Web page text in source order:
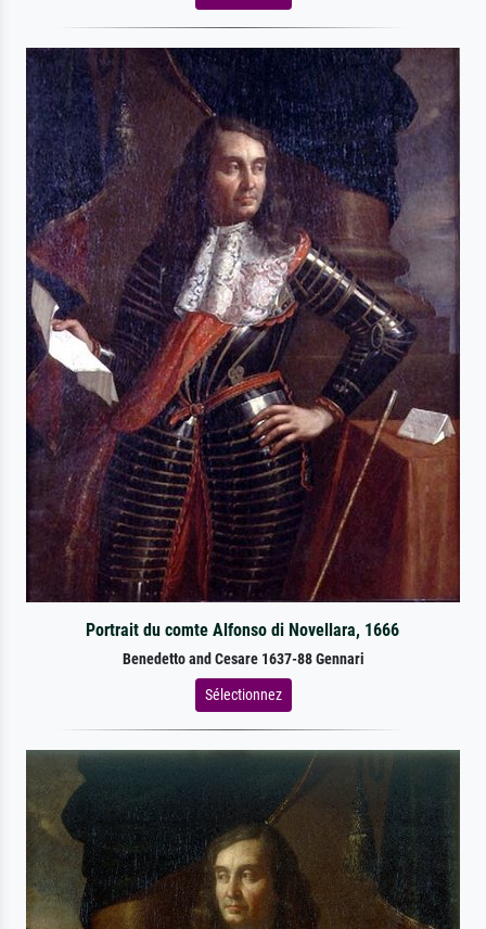
Portrait du comte Alfonso di Novellara, 1666
Benedetto and Cesare 1637-88 Gennari
Sélectionnez